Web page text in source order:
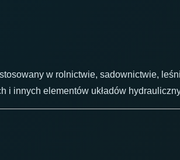
w rolnictwie, sadownictwie,
i innych elementów układów